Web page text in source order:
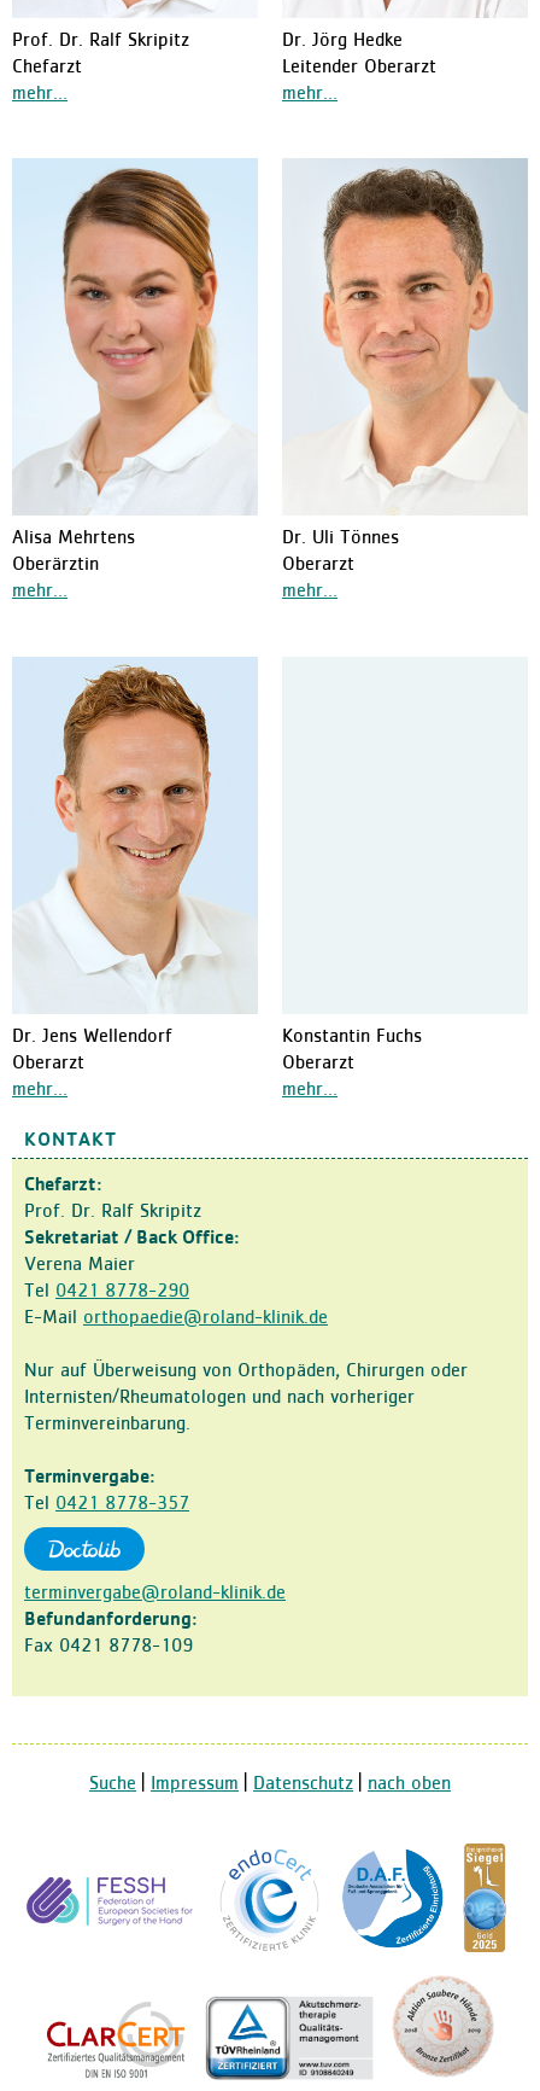
Prof. Dr. Ralf Skripitz
Chefarzt
Dr. Jörg Hedke
Leitender Oberarzt
Alisa Mehrtens
Oberärztin
Dr. Uli Tönnes
Oberarzt
Dr. Jens Wellendorf
Oberarzt
Konstantin Fuchs
Oberarzt
KONTAKT
Chefarzt:
Prof. Dr. Ralf Skripitz
Sekretariat / Back Office:
Verena Maier
Tel 0421 8778-290
E-Mail orthopaedie@roland-klinik.de
Nur auf Überweisung von Orthopäden, Chirurgen oder
Internisten/Rheumatologen und nach vorheriger
Terminvereinbarung.
Terminvergabe:
Tel 0421 8778-357
terminvergabe@roland-klinik.de
Befundanforderung:
Fax 0421 8778-109
Suche Impressum Datenschutz nach oben